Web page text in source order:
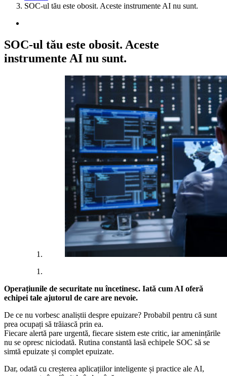
SOC-ul tău este obosit. Aceste instrumente AI nu sunt.
SOC-ul tău este obosit. Aceste
instrumente AI nu sunt.
Operațiunile de securitate nu încetinesc. Iată cum AI oferă
echipei tale ajutorul de care are nevoie.
De ce nu vorbesc analiștii despre epuizare? Probabil pentru că sunt
prea ocupați să trăiască prin ea.
Fiecare alertă pare urgentă, fiecare sistem este critic, iar amenințările
nu se opresc niciodată. Rutina constantă lasă echipele SOC să se
simtă epuizate și complet epuizate.
Dar, odată cu creșterea aplicațiilor inteligente și practice ale AI,